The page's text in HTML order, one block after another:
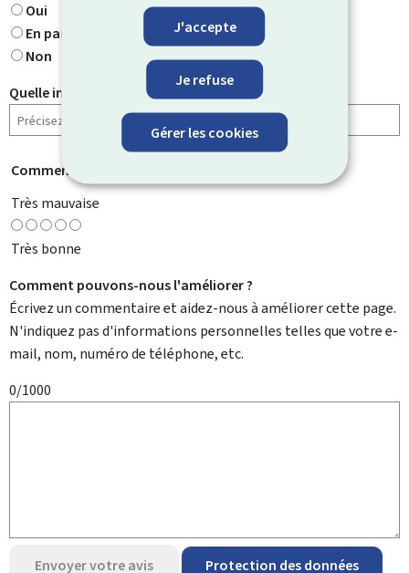
J'accepte
Je refuse
Gérer les cookies
Oui
En partie
Non
Quelle information cherchiez-vous ?
Comment évaluez-vous cette page ?
Très mauvaise
Très bonne
Comment pouvons-nous l'améliorer ?
Écrivez un commentaire et aidez-nous à améliorer cette page.
N'indiquez pas d'informations personnelles telles que votre e-
mail, nom, numéro de téléphone, etc.
0/1000
Envoyer votre avis Protection des données